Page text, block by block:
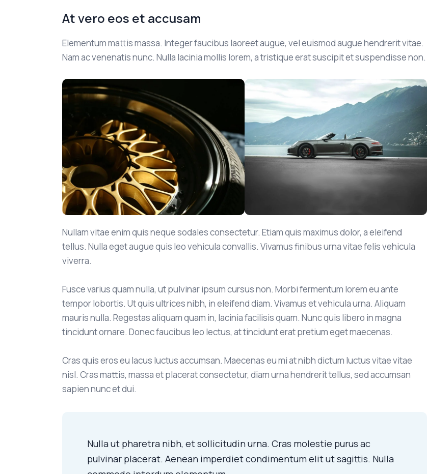
At vero eos et accusam
Elementum mattis massa. Integer faucibus laoreet augue, vel euismod augue hendrerit vitae.
Nam ac venenatis nunc. Nulla lacinia mollis lorem, a tristique erat suscipit et suspendisse non.
Nullam vitae enim quis neque sodales consectetur. Etiam quis maximus dolor, a eleifend
tellus. Nulla eget augue quis leo vehicula convallis. Vivamus finibus urna vitae felis vehicula
viverra.
Fusce varius quam nulla, ut pulvinar ipsum cursus non. Morbi fermentum lorem eu ante
tempor lobortis. Ut quis ultrices nibh, in eleifend diam. Vivamus et vehicula urna. Aliquam
mauris nulla. Regestas aliquam quam in, lacinia facilisis quam. Nunc quis libero in magna
tincidunt ornare. Donec faucibus leo lectus, at tincidunt erat pretium eget maecenas.
Cras quis eros eu lacus luctus accumsan. Maecenas eu mi at nibh dictum luctus vitae vitae
nisl. Cras mattis, massa et placerat consectetur, diam urna hendrerit tellus, sed accumsan
sapien nunc et dui.
Nulla ut pharetra nibh, et sollicitudin urna. Cras molestie purus ac
pulvinar placerat. Aenean imperdiet condimentum elit ut sagittis. Nulla